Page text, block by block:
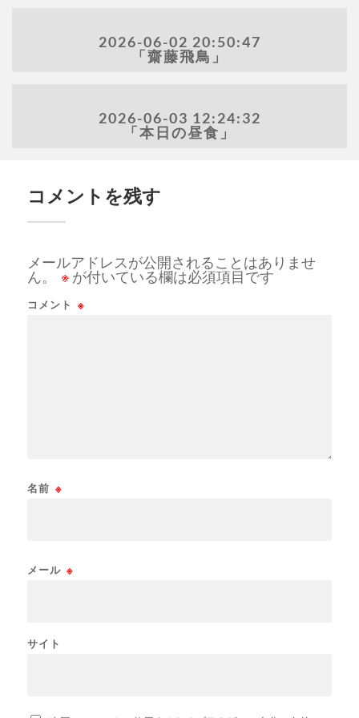
2026-06-02 20:50:47
「齋藤飛鳥」
2026-06-03 12:24:32
「本日の昼食」
コメントを残す
メールアドレスが公開されることはありませ
ん。
※ が付いている欄は必須項目です
コメント ※
名前 ※
メール ※
サイト